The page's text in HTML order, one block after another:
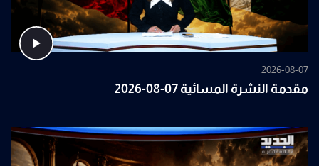
2026-08-07
مقدمة النشرة المسائية 07-08-2026